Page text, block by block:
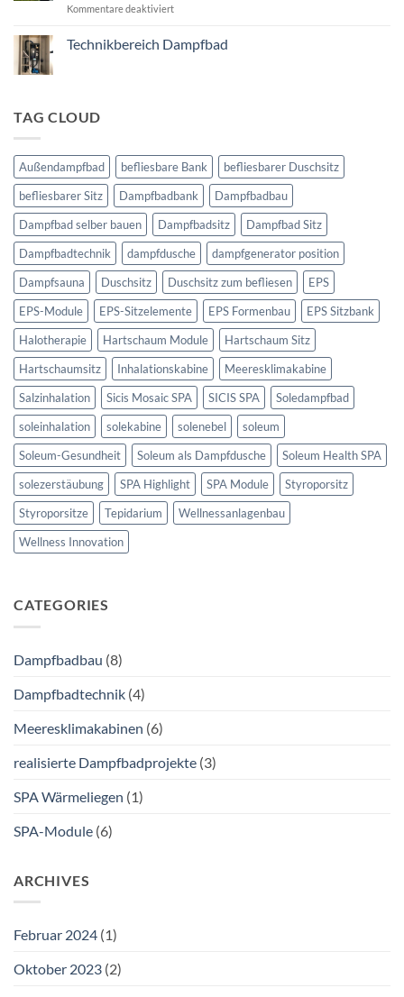
Kommentare deaktiviertfür
SOLEUM
–
Technikbereich Dampfbad
TAG CLOUD
Außendampfbad befliesbare Bank
befliesbarer Duschsitz
befliesbarer Sitz
Dampfbadbank
Dampfbadbau
Dampfbad selber bauen
Dampfbadsitz
Dampfbad Sitz
Dampfbadtechnik
dampfdusche
dampfgenerator position
Dampfsauna
Duschsitz Duschsitz zum befliesen
EPS
EPS-Module
EPS-Sitzelemente EPS Formenbau
EPS Sitzbank
Halotherapie
Hartschaum Module
Hartschaum Sitz
Hartschaumsitz
Inhalationskabine
Meeresklimakabine
Salzinhalation
Sicis Mosaic SPA SICIS SPA
Soledampfbad
soleinhalation
solekabine solenebel
soleum
Soleum-Gesundheit
Soleum als Dampfdusche
Soleum Health SPA
solezerstäubung
SPA Highlight SPA Module
Styroporsitz
Styroporsitze
Tepidarium
Wellnessanlagenbau
Wellness Innovation
CATEGORIES
Dampfbadbau (8)
Dampfbadtechnik (4)
Meeresklimakabinen (6)
realisierte Dampfbadprojekte (3)
SPA Wärmeliegen (1)
SPA-Module (6)
ARCHIVES
Februar 2024 (1)
Oktober 2023 (2)